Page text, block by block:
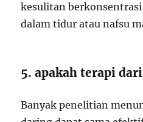
kesulitan
dalam tidur atau nafsu
5. apakah terapi
Banyak penelitian